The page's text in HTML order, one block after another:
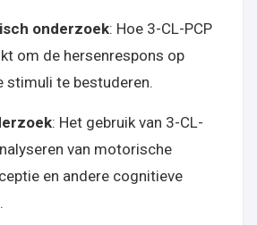
onderzoek: Hoe 3-CL-PCP
om de hersenrespons op
stimuli te bestuderen.
: Het gebruik van 3-CL-
van motorische
en andere cognitieve